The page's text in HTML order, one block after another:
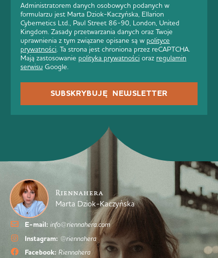
Administratorem danych osobowych podanych w
formularzu jest Marta Dziok-Kaczyńska, Ellarion
Cybernetics Ltd., Paul Street 86-90, London, United
Kingdom. Zasady przetwarzania danych oraz Twoje
uprawnienia z tym związane opisane są w polityce
prywatności. Ta strona jest chroniona przez reCAPTCHA.
Mają zastosowanie polityka prywatności oraz regulamin
serwisu Google.
SUBSKRYBUJĘ NEWSLETTER
Riennahera
Marta Dziok-Kaczyńska
E-mail: info@riennahera.com
Instagram: @riennahera
Facebook: Riennahera